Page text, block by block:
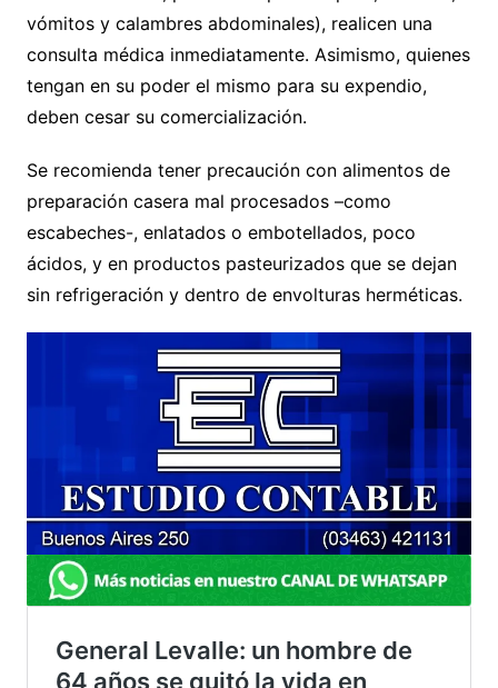
vómitos y calambres abdominales), realicen una
consulta médica inmediatamente. Asimismo, quienes
tengan en su poder el mismo para su expendio,
deben cesar su comercialización.
Se recomienda tener precaución con alimentos de
preparación casera mal procesados –como
escabeches-, enlatados o embotellados, poco
ácidos, y en productos pasteurizados que se dejan
sin refrigeración y dentro de envolturas herméticas.